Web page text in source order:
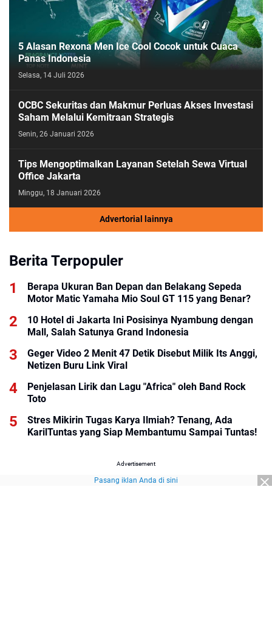
5 Alasan Rexona Men Ice Cool Cocok untuk Cuaca
Panas Indonesia
Selasa, 14 Juli 2026
OCBC Sekuritas dan Makmur Perluas Akses Investasi
Saham Melalui Kemitraan Strategis
Senin, 26 Januari 2026
Tips Mengoptimalkan Layanan Setelah Sewa Virtual
Office Jakarta
Minggu, 18 Januari 2026
Advertorial lainnya
Berita Terpopuler
Berapa Ukuran Ban Depan dan Belakang Sepeda
Motor Matic Yamaha Mio Soul GT 115 yang Benar?
10 Hotel di Jakarta Ini Posisinya Nyambung dengan
Mall, Salah Satunya Grand Indonesia
Geger Video 2 Menit 47 Detik Disebut Milik Its Anggi,
Netizen Buru Link Viral
Penjelasan Lirik dan Lagu "Africa" oleh Band Rock
Toto
Stres Mikirin Tugas Karya Ilmiah? Tenang, Ada
KarilTuntas yang Siap Membantumu Sampai Tuntas!
Advertisement
Pasang iklan Anda di sini